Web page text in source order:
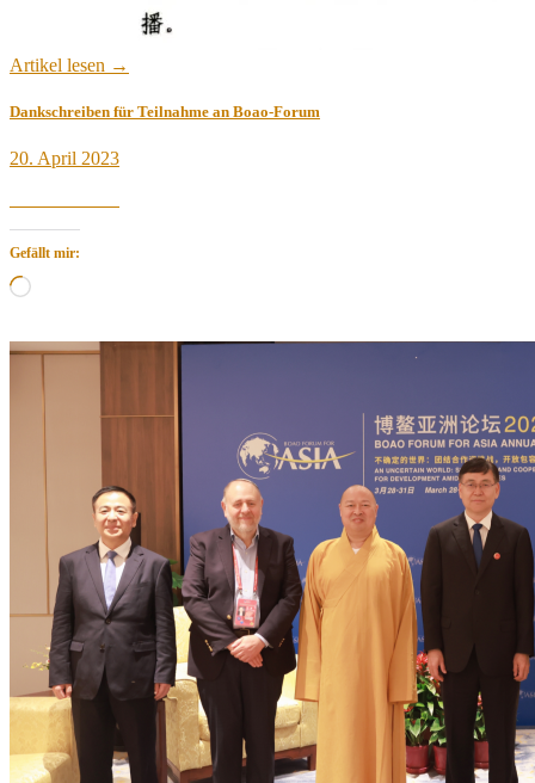
Artikel lesen →
Dankschreiben für Teilnahme an Boao-Forum
Veröffentlicht
20. April 2023
Gefällt mir:
Wird